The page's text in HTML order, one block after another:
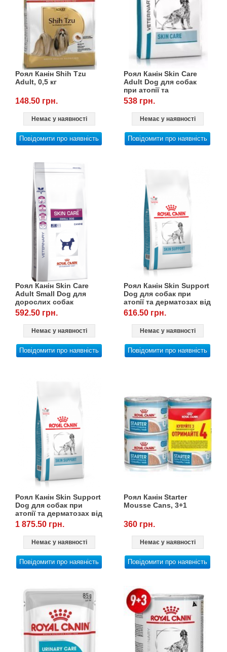
Роял Канін Shih Tzu
Adult, 0,5 кг
148.50 грн.
Немає у наявності
Повідомити про наявність
Роял Канін Skin Care
Adult Dog для собак
при атопії та
дерматозах від 12
місяців, 2 кг
538 грн.
Немає у наявності
Повідомити про наявність
Роял Канін Skin Care
Adult Small Dog для
дорослих собак
дрібних розмірів при
дерматозах, 2 кг
592.50 грн.
Немає у наявності
Повідомити про наявність
Роял Канін Skin Support
Dog для собак при
атопії та дерматозах від
12 місяців, 2 кг
616.50 грн.
Немає у наявності
Повідомити про наявність
Роял Канін Skin Support
Dog для собак при
атопії та дерматозах від
12 місяців, 7 кг
1 875.50 грн.
Немає у наявності
Повідомити про наявність
Роял Канін Starter
Mousse Cans, 3+1
360 грн.
Немає у наявності
Повідомити про наявність